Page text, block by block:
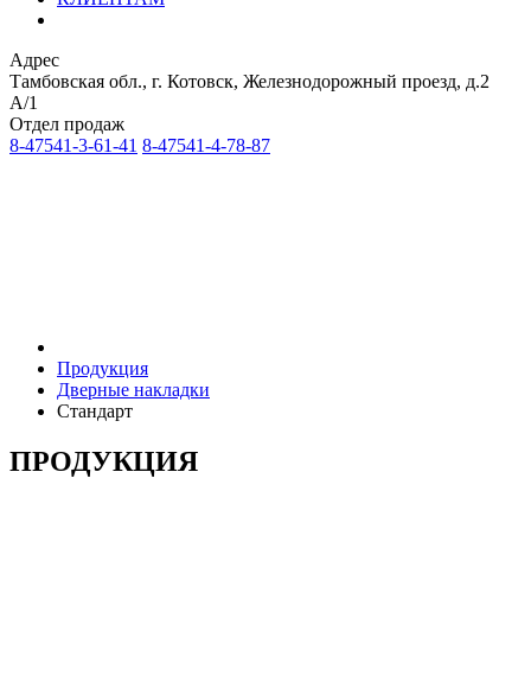
Адрес
Тамбовская обл., г. Котовск, Железнодорожный проезд, д.2
А/1
Отдел продаж
8-47541-3-61-41 8-47541-4-78-87
Продукция
Дверные накладки
Стандарт
ПРОДУКЦИЯ